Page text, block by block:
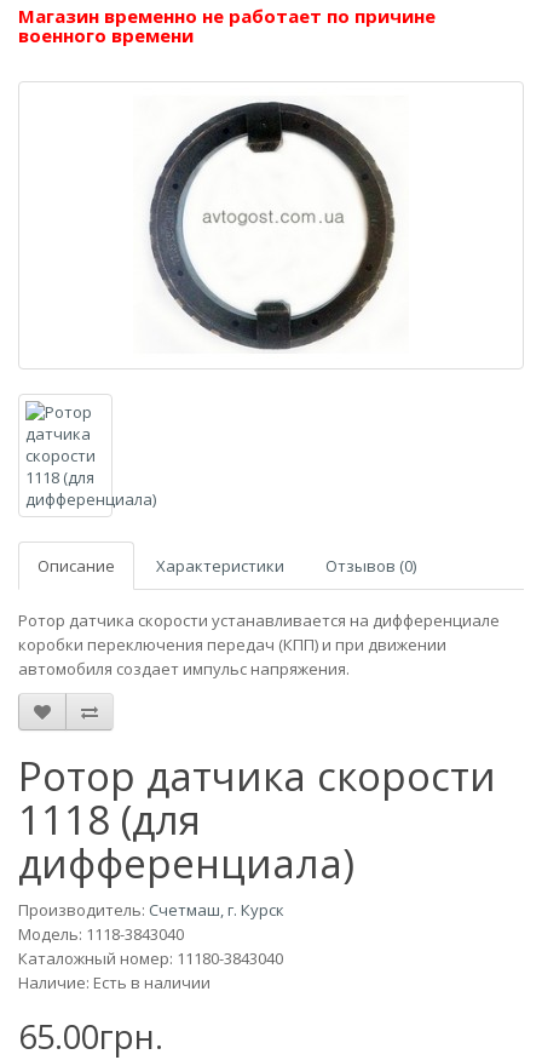
Магазин временно не работает по причине
военного времени
Описание Характеристики Отзывов (0)
Ротор датчика скорости устанавливается на дифференциале
коробки переключения передач (КПП) и при движении
автомобиля создает импульс напряжения.
Ротор датчика скорости
1118 (для
дифференциала)
Производитель: Счетмаш, г. Курск
Модель: 1118-3843040
Каталожный номер: 11180-3843040
Наличие: Есть в наличии
65.00грн.